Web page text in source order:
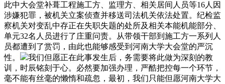
此中大会堂补葺工程施工方、监理方、相关居间人员等16人因
涉嫌犯罪，被机关立案侦查并移送司法机关依法处置。纪检监
察机关对变乱中存正在失职失题的处所及相关本能机能部分、
单元32名人员进行了庄重问责。从带领干部到施工方一系列人
员都遭到了赏罚，由此也能够感受到河南大学大会堂的严沉
性。
我们但愿正在此事发生后，务需要将此做为深刻的教
训，时辰铭刻于心。必然要加强办理，严酷把控每一个环节，
毫不能有丝毫的懒惰和疏忽，最初，我们只能但愿河南大学大